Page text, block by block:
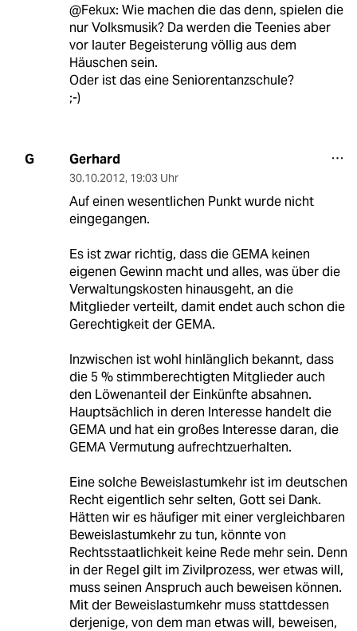
@Fekux: Wie machen die das denn, spielen die
nur Volksmusik? Da werden die Teenies aber
vor lauter Begeisterung völlig aus dem
Häuschen sein.
Oder ist das eine Seniorentanzschule?
;-)
G Gerhard
30.10.2012, 19:03 Uhr
Auf einen wesentlichen Punkt wurde nicht
eingegangen.
Es ist zwar richtig, dass die GEMA keinen
eigenen Gewinn macht und alles, was über die
Verwaltungskosten hinausgeht, an die
Mitglieder verteilt, damit endet auch schon die
Gerechtigkeit der GEMA.
Inzwischen ist wohl hinlänglich bekannt, dass
die 5 % stimmberechtigten Mitglieder auch
den Löwenanteil der Einkünfte absahnen.
Hauptsächlich in deren Interesse handelt die
GEMA und hat ein großes Interesse daran, die
GEMA Vermutung aufrechtzuerhalten.
Eine solche Beweislastumkehr ist im deutschen
Recht eigentlich sehr selten, Gott sei Dank.
Hätten wir es häufiger mit einer vergleichbaren
Beweislastumkehr zu tun, könnte von
Rechtsstaatlichkeit keine Rede mehr sein. Denn
in der Regel gilt im Zivilprozess, wer etwas will,
muss seinen Anspruch auch beweisen können.
Mit der Beweislastumkehr muss stattdessen
derjenige, von dem man etwas will, beweisen,